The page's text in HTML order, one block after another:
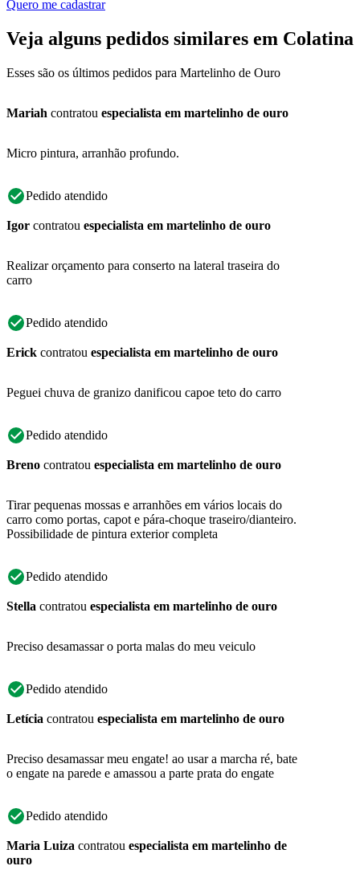
Quero me cadastrar
Veja alguns pedidos similares em Colatina
Esses são os últimos pedidos para Martelinho de Ouro
Mariah contratou especialista em martelinho de ouro
Micro pintura, arranhão profundo.
Pedido atendido
Igor contratou especialista em martelinho de ouro
Realizar orçamento para conserto na lateral traseira do
carro
Pedido atendido
Erick contratou especialista em martelinho de ouro
Peguei chuva de granizo danificou capoe teto do carro
Pedido atendido
Breno contratou especialista em martelinho de ouro
Tirar pequenas mossas e arranhões em vários locais do
carro como portas, capot e pára-choque traseiro/dianteiro.
Possibilidade de pintura exterior completa
Pedido atendido
Stella contratou especialista em martelinho de ouro
Preciso desamassar o porta malas do meu veiculo
Pedido atendido
Letícia contratou especialista em martelinho de ouro
Preciso desamassar meu engate! ao usar a marcha ré, bate
o engate na parede e amassou a parte prata do engate
Pedido atendido
Maria Luiza contratou especialista em martelinho de
ouro